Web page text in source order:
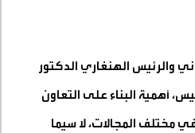
والرئيس الهنغاري الدكتور
أهمية البناء على التعاون
في مختلف المجالات، لا سيما